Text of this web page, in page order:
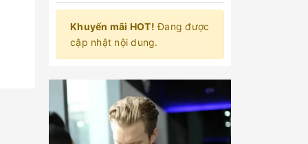
Khuyến mãi HOT! Đang được
cập nhật nội dung.